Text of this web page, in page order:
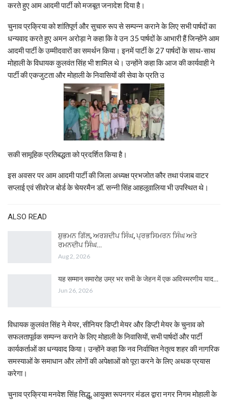
करते हुए आम आदमी पार्टी को मजबूत जनादेश दिया है।
चुनाव प्रक्रिया को शांतिपूर्ण और सुचारु रूप से सम्पन्न कराने के लिए सभी पार्षदों का
धन्यवाद करते हुए अमन अरोड़ा ने कहा कि वे उन 35 पार्षदों के आभारी हैं जिन्होंने आम
आदमी पार्टी के उम्मीदवारों का समर्थन किया। इनमें पार्टी के 27 पार्षदों के साथ-साथ
मोहाली के विधायक कुलवंत सिंह भी शामिल थे। उन्होंने कहा कि आज की कार्यवाही ने
पार्टी की एकजुटता और मोहाली के निवासियों की सेवा के प्रति उ
सकी सामूहिक प्रतिबद्धता को प्रदर्शित किया है।
इस अवसर पर आम आदमी पार्टी की जिला अध्यक्ष प्रभजोत कौर तथा पंजाब वाटर
सप्लाई एवं सीवरेज बोर्ड के चेयरमैन डॉ. सन्नी सिंह आहलूवालिया भी उपस्थित थे।
ALSO READ
ਸ਼ੁਭਮਨ ਗਿੱਲ, ਅਰਸ਼ਦੀਪ ਸਿੰਘ, ਪ੍ਰਭਸਿਮਰਨ ਸਿੰਘ ਅਤੇ
ਰਮਨਦੀਪ ਸਿੰਘ…
Aug 2, 2026
यह सम्मान समारोह उम्र भर सभी के जेहन में एक अविस्मरणीय याद…
Jun 26, 2026
विधायक कुलवंत सिंह ने मेयर, सीनियर डिप्टी मेयर और डिप्टी मेयर के चुनाव को
सफलतापूर्वक सम्पन्न कराने के लिए मोहाली के निवासियों, सभी पार्षदों और पार्टी
कार्यकर्ताओं का धन्यवाद किया। उन्होंने कहा कि नव निर्वाचित नेतृत्व शहर की नागरिक
समस्याओं के समाधान और लोगों की अपेक्षाओं को पूरा करने के लिए अथक प्रयास
करेगा।
चुनाव प्रक्रिया मनवेश सिंह सिद्धू, आयुक्त रूपनगर मंडल द्वारा नगर निगम मोहाली के